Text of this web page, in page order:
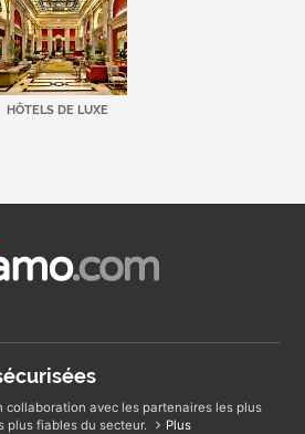
HÔTELS DE LUXE
collaboration avec les partenaires les plus
plus fiables du secteur.
Plus